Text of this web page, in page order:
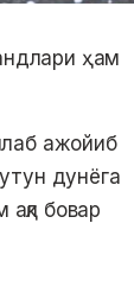
ҳам
ажойиб
дунёга
бовар